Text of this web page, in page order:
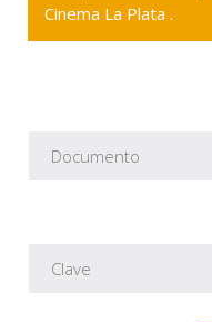
Cinema La Plata .